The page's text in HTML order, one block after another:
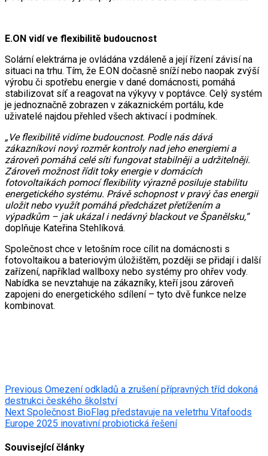
E.ON vidí ve flexibilitě budoucnost
Solární elektrárna je ovládána vzdáleně a její řízení závisí na
situaci na trhu. Tím, že E.ON dočasně sníží nebo naopak zvýší
výrobu či spotřebu energie v dané domácnosti, pomáhá
stabilizovat síť a reagovat na výkyvy v poptávce. Celý systém
je jednoznačně zobrazen v zákaznickém portálu, kde
uživatelé najdou přehled všech aktivací i podmínek.
„Ve flexibilitě vidíme budoucnost. Podle nás dává
zákazníkovi nový rozměr kontroly nad jeho energiemi a
zároveň pomáhá celé síti fungovat stabilněji a udržitelněji.
Zároveň možnost řídit toky energie v domácích
fotovoltaikách pomocí flexibility výrazně posiluje stabilitu
energetického systému. Právě schopnost v pravý čas energii
uložit nebo využít pomáhá předcházet přetížením a
výpadkům – jak ukázal i nedávný blackout ve Španělsku,“
doplňuje Kateřina Stehlíková.
Společnost chce v letošním roce cílit na domácnosti s
fotovoltaikou a bateriovým úložištěm, později se přidají i další
zařízení, například wallboxy nebo systémy pro ohřev vody.
Nabídka se nevztahuje na zákazníky, kteří jsou zároveň
zapojeni do energetického sdílení – tyto dvě funkce nelze
kombinovat.
Post
navigation
Previous Omezení odkladů a zrušení přípravných tříd dokoná
destrukci českého školství
Next Společnost BioFlag představuje na veletrhu Vitafoods
Europe 2025 inovativní probiotická řešení
Související články